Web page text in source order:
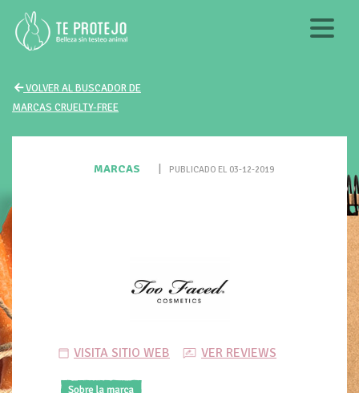
VOLVER AL BUSCADOR DE
MARCAS CRUELTY-FREE
MARCAS PUBLICADO EL 03-12-2019
VISITA SITIO WEB VER REVIEWS